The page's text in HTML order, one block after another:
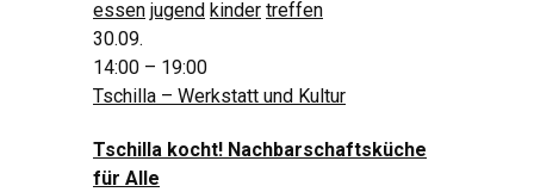
essen jugend kinder treffen
30.09.
14:00 – 19:00
Tschilla – Werkstatt und Kultur
Tschilla kocht! Nachbarschaftsküche
für Alle